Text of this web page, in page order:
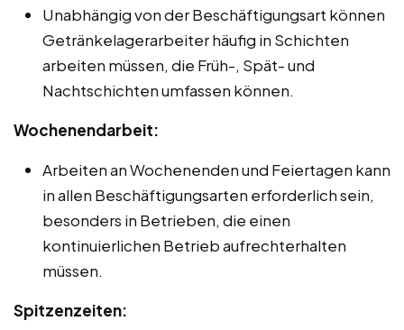
Unabhängig von der Beschäftigungsart können
Getränkelagerarbeiter häufig in Schichten
arbeiten müssen, die Früh-, Spät- und
Nachtschichten umfassen können.
Wochenendarbeit:
Arbeiten an Wochenenden und Feiertagen kann
in allen Beschäftigungsarten erforderlich sein,
besonders in Betrieben, die einen
kontinuierlichen Betrieb aufrechterhalten
müssen.
Spitzenzeiten: